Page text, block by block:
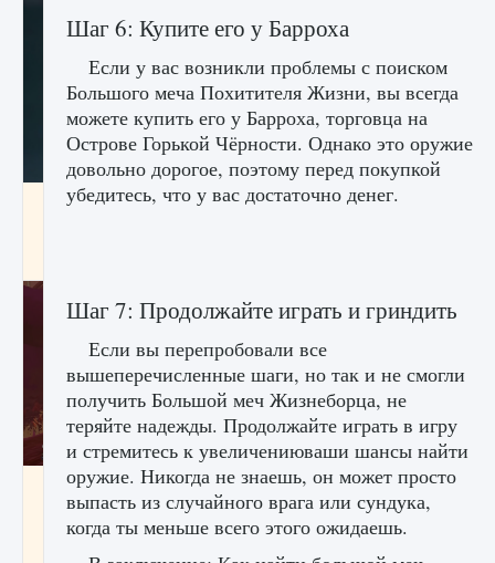
Как проверить статус сервера Delta Force
Как приручить существ джунглей Нари в
игре Creatures of Ava
9 августа 2024 1 218 0 0
Шаг 6: Купите его у Барроха
Если у вас возникли проблемы с поиском
Большого меча Похитителя Жизни, вы всегда
можете купить его у Барроха, торговца на
Острове Горькой Чёрности. Однако это оружие
довольно дорогое, поэтому перед покупкой
убедитесь, что у вас достаточно денег.
Шаг 7: Продолжайте играть и гриндить
Если вы перепробовали все
вышеперечисленные шаги, но так и не смогли
получить Большой меч Жизнеборца, не
теряйте надежды. Продолжайте играть в игру
и стремитесь к увеличениюваши шансы найти
оружие. Никогда не знаешь, он может просто
выпасть из случайного врага или сундука,
когда ты меньше всего этого ожидаешь.